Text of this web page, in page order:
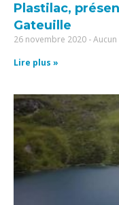
Plastilac,
Gateuille
26 novembre 2020
Lire plus »